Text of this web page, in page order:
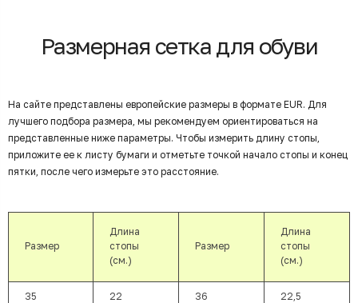
Размерная сетка для обуви
На сайте представлены европейские размеры в формате EUR. Для
лучшего подбора размера, мы рекомендуем ориентироваться на
представленные ниже параметры. Чтобы измерить длину стопы,
приложите ее к листу бумаги и отметьте точкой начало стопы и конец
пятки, после чего измерьте это расстояние.
Размер
Длина
стопы
(см.)
Размер
Длина
стопы
(см.)
35 22 36 22,5